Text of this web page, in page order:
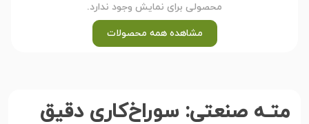
محصولی برای نمایش وجود ندارد.
مشاهده همه محصولات
متـه صنعتی: سوراخ‌کاری دقیق